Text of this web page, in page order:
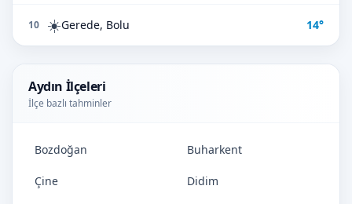
10 ☀️Gerede, Bolu 14°
Aydın İlçeleri
İlçe bazlı tahminler
Bozdoğan Buharkent
Çine Didim